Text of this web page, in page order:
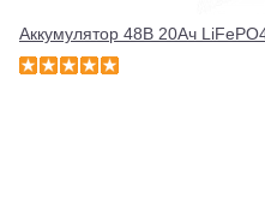
Аккумулятор 48В 20Ач